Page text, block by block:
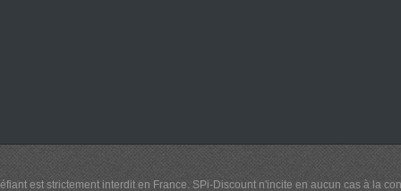
est strictement interdit en France. SPi-Discount n'incite en aucun cas à la